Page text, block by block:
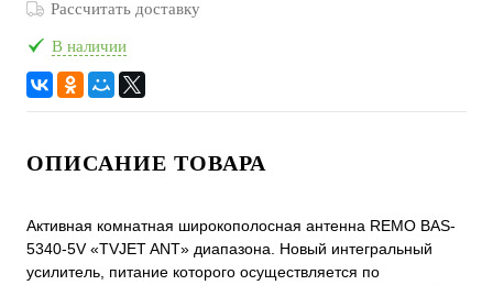
Рассчитать доставку
В наличии
ОПИСАНИЕ ТОВАРА
Активная комнатная широкополосная антенна REMO BAS-
5340-5V «TVJET ANT» диапазона. Новый интегральный
усилитель, питание которого осуществляется по